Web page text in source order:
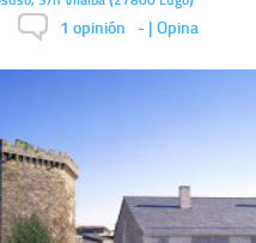
1 opinión - | Opina